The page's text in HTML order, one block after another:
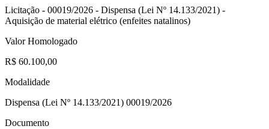
Licitação - 00019/2026 - Dispensa (Lei Nº 14.133/2021) -
Aquisição de material elétrico (enfeites natalinos)
Valor Homologado
R$ 60.100,00
Modalidade
Dispensa (Lei Nº 14.133/2021) 00019/2026
Documento